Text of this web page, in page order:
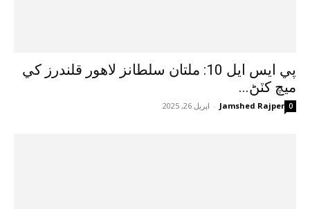
پي ايس ايل 10: ملتان سلطانز لاهور قلندرز کي
ميچ کٽڻ...
Jamshed Rajper
- اپريل 26, 2025 0